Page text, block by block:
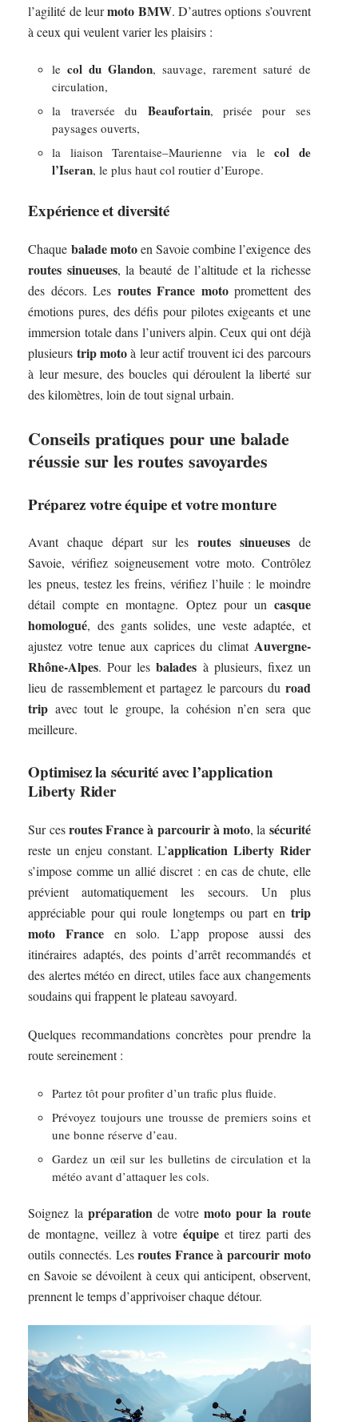
l’agilité de leurmoto BMW. D’autres options s’ouvrent
à ceux qui veulent varier les plaisirs :
lecol du Glandon, sauvage, rarement saturé de
circulation,
la traversée du Beaufortain, prisée pour ses
paysages ouverts,
la liaison Tarentaise–Maurienne via lecol de
l’Iseran, le plus haut col routier d’Europe.
Expérience et diversité
Chaque balade motoen Savoie combine l’exigence des
routes sinueuses, la beauté de l’altitude et la richesse
des décors. Les routes France motopromettent des
émotions pures, des défis pour pilotes exigeants et une
immersion totale dans l’univers alpin. Ceux qui ont déjà
plusieurs trip motoà leur actif trouvent ici des parcours
à leur mesure, des boucles qui déroulent la liberté sur
des kilomètres, loin de tout signal urbain.
Conseils pratiques pour une balade
réussie sur les routes savoyardes
Préparez votreéquipeet votre monture
Avant chaque départ sur lesroutes sinueusesde
Savoie, vérifiez soigneusement votre moto. Contrôlez
les pneus, testez les freins, vérifiez l’huile : le moindre
détail compte en montagne. Optez pour un casque
homologué, des gants solides, une veste adaptée, et
ajustez votre tenue aux caprices du climat Auvergne-
Rhône-Alpes. Pour lesbalades à plusieurs, fixez un
lieu de rassemblement et partagez le parcours du road
trip avec tout le groupe, la cohésion n’en sera que
meilleure.
Optimisez la sécurité avec l’application
Liberty Rider
Sur cesroutes France à parcourir à moto, la sécurité
reste un enjeu constant. L’application Liberty Rider
s’impose comme un allié discret : en cas de chute, elle
prévient automatiquement les secours. Un plus
appréciable pour qui roule longtemps ou part en trip
moto Franceen solo. L’app propose aussi des
itinéraires adaptés, des points d’arrêt recommandés et
des alertes météo en direct, utiles face aux changements
soudains qui frappent le plateau savoyard.
Quelques recommandations concrètes pour prendre la
route sereinement :
Partez tôt pour profiter d’un trafic plus fluide.
Prévoyez toujours une trousse de premiers soins et
une bonne réserve d’eau.
Gardez un œil sur les bulletins de circulation et la
météo avant d’attaquer les cols.
Soignez la préparationde votremoto pour la route
de montagne, veillez à votre équipeet tirez parti des
outils connectés. Lesroutes France à parcourir moto
en Savoie se dévoilent à ceux qui anticipent, observent,
prennent le temps d’apprivoiser chaque détour.